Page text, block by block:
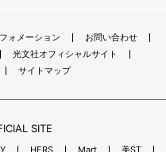
ォメーション
お問い合わせ
光文社オフィシャルサイト
サイトマップ
SITE